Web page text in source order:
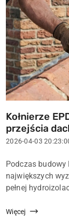
Tytuł
artykułu:
Kołnierze
przejścia
Data
2026-04-03
Treść
artykułu:
Podczas
największych
pełnej
przejście rury
Więcej